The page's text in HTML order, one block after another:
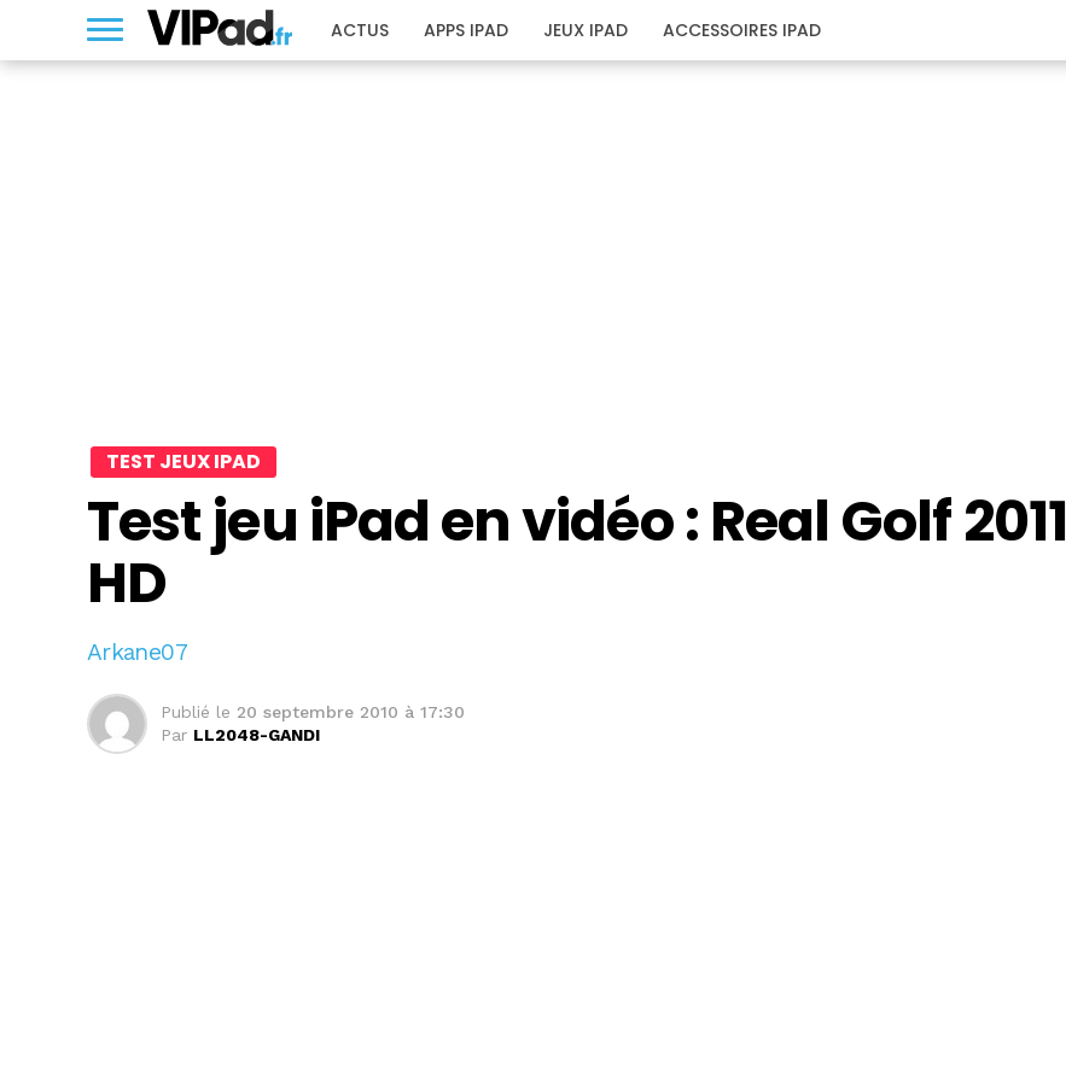
ACTUS APPS IPAD JEUX IPAD ACCESSOIRES IPAD
TEST JEUX IPAD
Test jeu iPad en vidéo : Real Golf 2011
HD
Arkane07
Publié le 20 septembre 2010 à 17:30
Par LL2048-GANDI